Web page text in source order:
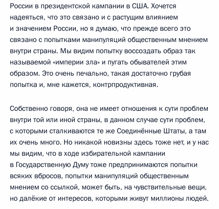
России в президентской кампании в США. Хочется
надеяться, что это связано и с растущим влиянием
и значением России, но я думаю, что прежде всего это
связано с попытками манипуляций общественным мнением
внутри страны. Мы видим попытку воссоздать образ так
называемой «империи зла» и пугать обывателей этим
образом. Это очень печально, такая достаточно грубая
попытка и, мне кажется, контрпродуктивная.
Собственно говоря, она не имеет отношения к сути проблем
внутри той или иной страны, в данном случае сути проблем,
с которыми сталкиваются те же Соединённые Штаты, а там
их очень много. Но никакой новизны здесь тоже нет, и у нас
мы видим, что в ходе избирательной кампании
в Государственную Думу тоже предпринимаются попытки
всяких вбросов, попытки манипуляций общественным
мнением со ссылкой, может быть, на чувствительные вещи,
но далёкие от интересов, которыми живут миллионы людей.